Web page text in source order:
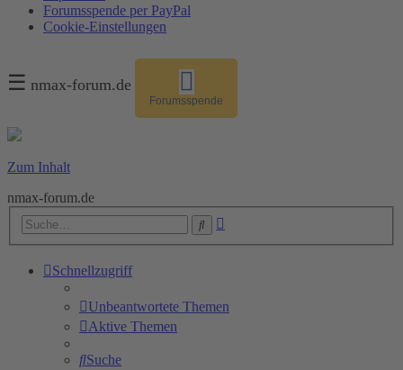
Forumsspende per PayPal
Cookie-Einstellungen
☰ nmax-forum.de
Forumsspende
Zum Inhalt
nmax-forum.de
Suche
Schnellzugriff
Unbeantwortete Themen
Aktive Themen
Suche